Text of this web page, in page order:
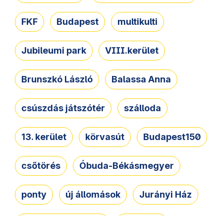
FKF Budapest multikulti
Jubileumi park VIII.kerület
Brunszkó László Balassa Anna
csúszdás játszótér szálloda
13. kerület körvasút Budapest150
csőtörés Óbuda-Békásmegyer
ponty új állomások Jurányi Ház